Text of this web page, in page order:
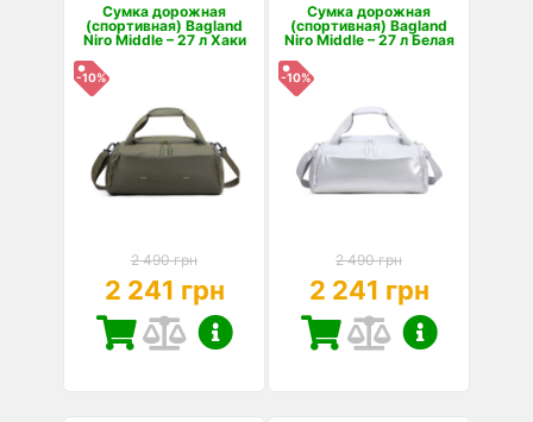
Сумка дорожная
(спортивная) Bagland
Niro Middle – 27 л Хаки
-10%
2 490 грн
2 241 грн
Сумка дорожная
(спортивная) Bagland
Niro Middle – 27 л Белая
-10%
2 490 грн
2 241 грн